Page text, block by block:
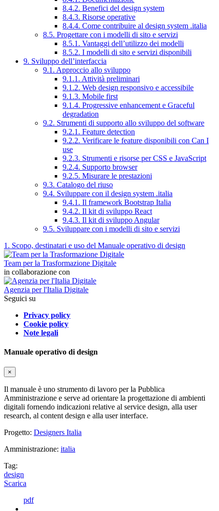
8.4.2. Benefici del design system
8.4.3. Risorse operative
8.4.4. Come contribuire al design system .italia
8.5. Progettare con i modelli di sito e servizi
8.5.1. Vantaggi dell’utilizzo dei modelli
8.5.2. I modelli di sito e servizi disponibili
9. Sviluppo dell’interfaccia
9.1. Approccio allo sviluppo
9.1.1. Attività preliminari
9.1.2. Web design responsivo e accessibile
9.1.3. Mobile first
9.1.4. Progressive enhancement e Graceful
degradation
9.2. Strumenti di supporto allo sviluppo del software
9.2.1. Feature detection
9.2.2. Verificare le feature disponibili con Can I
use
9.2.3. Strumenti e risorse per CSS e JavaScript
9.2.4. Supporto browser
9.2.5. Misurare le prestazioni
9.3. Catalogo del riuso
9.4. Sviluppare con il design system .italia
9.4.1. Il framework Bootstrap Italia
9.4.2. Il kit di sviluppo React
9.4.3. Il kit di sviluppo Angular
9.5. Sviluppare con i modelli di sito e servizi
1. Scopo, destinatari e uso del Manuale operativo di design
Team per la Trasformazione Digitale
in collaborazione con
Agenzia per l'Italia Digitale
Seguici su
Privacy policy
Cookie policy
Note legali
Manuale operativo di design
×
Il manuale è uno strumento di lavoro per la Pubblica
Amministrazione e serve ad orientare la progettazione di ambienti
digitali fornendo indicazioni relative al service design, alla user
research, al content design e alla user interface.
Progetto: Designers Italia
Amministrazione: italia
Tag:
design
Scarica
pdf